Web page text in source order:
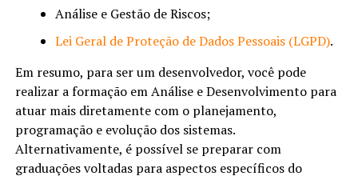
Análise e Gestão de Riscos;
Lei Geral de Proteção de Dados Pessoais (LGPD).
Em resumo, para ser um desenvolvedor, você pode
realizar a formação em Análise e Desenvolvimento para
atuar mais diretamente com o planejamento,
programação e evolução dos sistemas.
Alternativamente, é possível se preparar com
graduações voltadas para aspectos específicos do